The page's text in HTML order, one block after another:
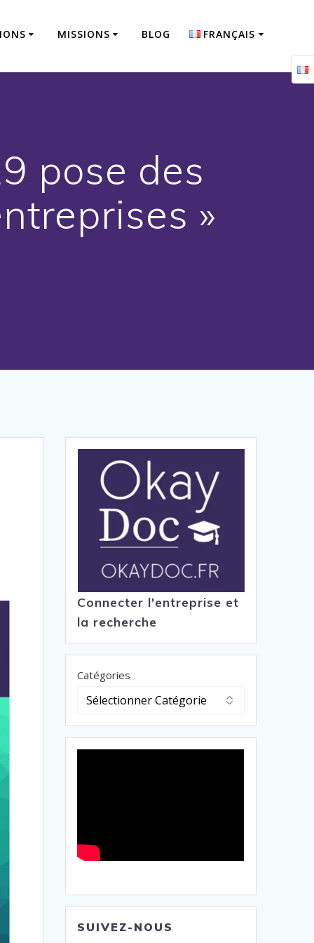
MISSIONS BLOG FRANÇAIS
pose des
»
Connecter l'entreprise et
la recherche
Catégories
SUIVEZ-NOUS